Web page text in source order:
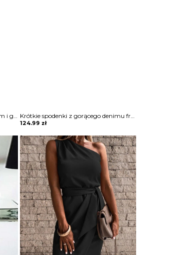
Szorty dżinsowe z wysokim stanem i guzikami Hallie Krótkie spodenki z gorącego denimu frędzlami spodnie Rhetta
124.99 zł